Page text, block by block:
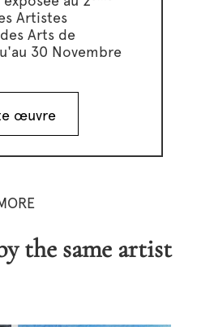
Artistes
Arts de
30 Novembre
œuvre
the same artist